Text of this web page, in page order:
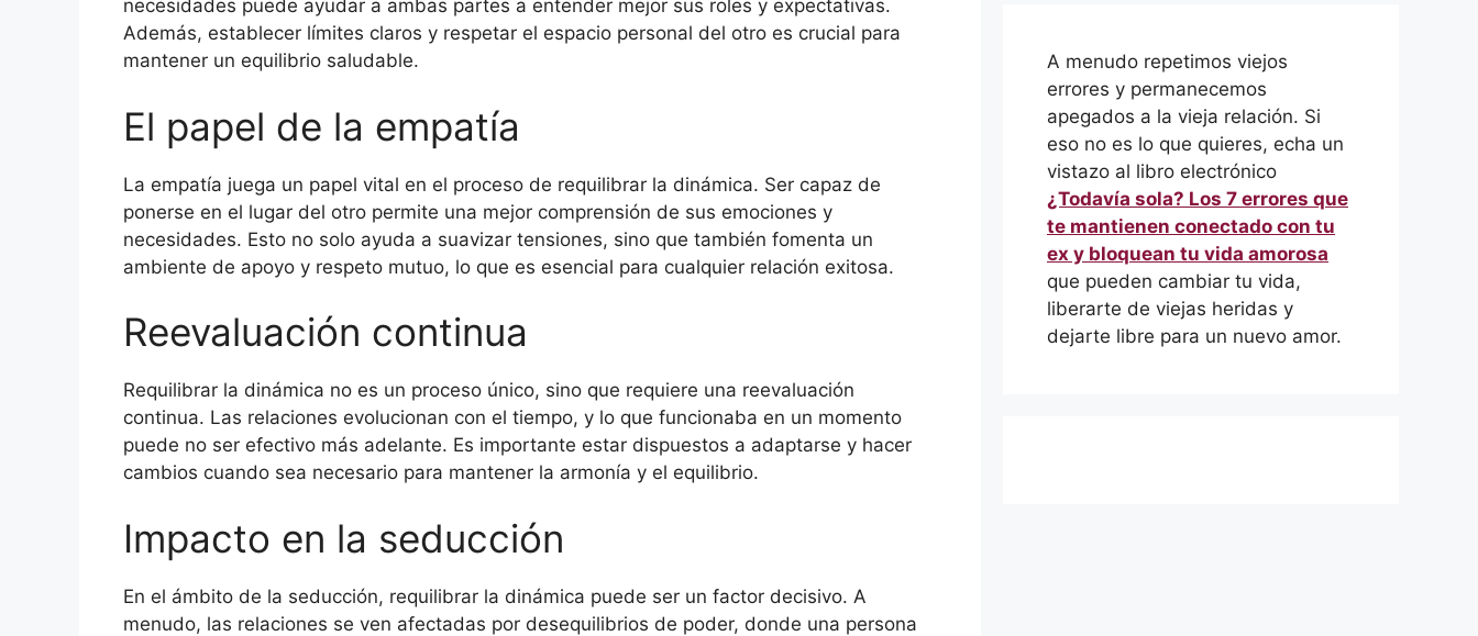
necesidades puede ayudar a ambas partes a entender mejor sus roles y expectativas.
Además, establecer límites claros y respetar el espacio personal del otro es crucial para
mantener un equilibrio saludable.
El papel de la empatía
La empatía juega un papel vital en el proceso de requilibrar la dinámica. Ser capaz de
ponerse en el lugar del otro permite una mejor comprensión de sus emociones y
necesidades. Esto no solo ayuda a suavizar tensiones, sino que también fomenta un
ambiente de apoyo y respeto mutuo, lo que es esencial para cualquier relación exitosa.
Reevaluación continua
Requilibrar la dinámica no es un proceso único, sino que requiere una reevaluación
continua. Las relaciones evolucionan con el tiempo, y lo que funcionaba en un momento
puede no ser efectivo más adelante. Es importante estar dispuestos a adaptarse y hacer
cambios cuando sea necesario para mantener la armonía y el equilibrio.
Impacto en la seducción
En el ámbito de la seducción, requilibrar la dinámica puede ser un factor decisivo. A
menudo, las relaciones se ven afectadas por desequilibrios de poder, donde una persona
A menudo repetimos viejos
errores y permanecemos
apegados a la vieja relación. Si
eso no es lo que quieres, echa un
vistazo al libro electrónico
¿Todavía sola? Los 7 errores que
te mantienen conectado con tu
ex y bloquean tu vida amorosa
que pueden cambiar tu vida,
liberarte de viejas heridas y
dejarte libre para un nuevo amor.